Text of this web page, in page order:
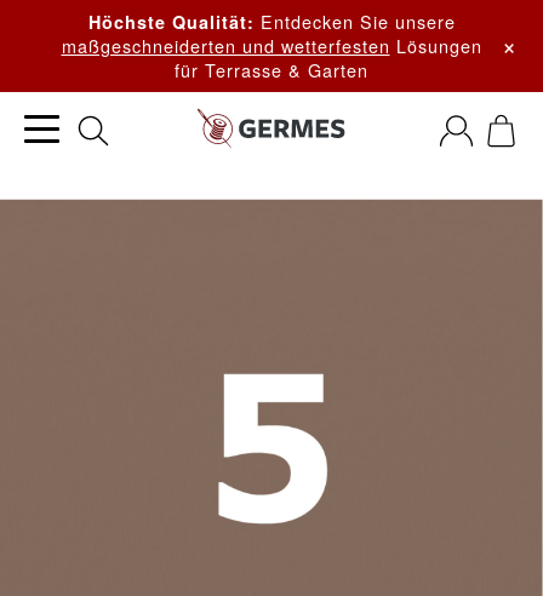
Höchste Qualität: Entdecken Sie unsere
maßgeschneiderten und wetterfesten Lösungen
für Terrasse & Garten
×